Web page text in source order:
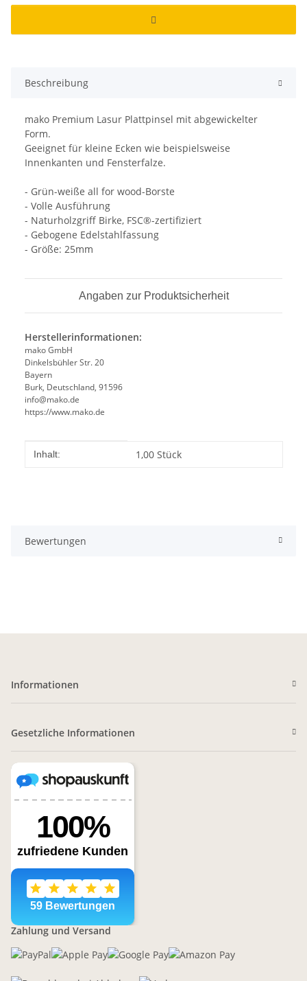
Beschreibung
mako Premium Lasur Plattpinsel mit abgewickelter
Form.
Geeignet für kleine Ecken wie beispielsweise
Innenkanten und Fensterfalze.
- Grün-weiße all for wood-Borste
- Volle Ausführung
- Naturholzgriff Birke, FSC®-zertifiziert
- Gebogene Edelstahlfassung
- Größe: 25mm
Angaben zur Produktsicherheit
Herstellerinformationen:
mako GmbH
Dinkelsbühler Str. 20
Bayern
Burk, Deutschland, 91596
info@mako.de
https://www.mako.de
Produkteigenschaft
Wert
Inhalt: 1,00 Stück
Bewertungen
Informationen
Gesetzliche Informationen
Zahlung und Versand